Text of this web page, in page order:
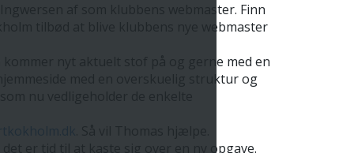
af som klubbens webmaster. Finn
tilbød at blive klubbens nye webmaster
nyt aktuelt stof på og gerne med en
med en overskuelig struktur og
nu vedligeholder de enkelte
er tid til at kaste sig over en ny opgave.